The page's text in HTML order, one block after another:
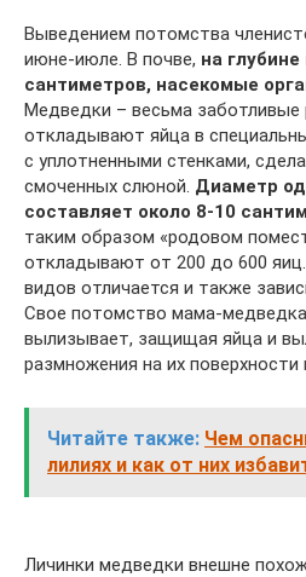
Выведением потомства
июне-июле. В почве, на
сантиметров, насекомые
Медведки – весьма заботливые
откладывают яйца в
с уплотненными стенками,
смоченных слюной. Диаметр
составляет около 8-10
таким образом «родовом
откладывают от 200 до 600
видов отличается и также
Свое потомство мама-
вылизывает, защищая яйца и
размножения на их поверхности
Читайте также: Чем
лилиях и как от них
Личинки медведки внешне